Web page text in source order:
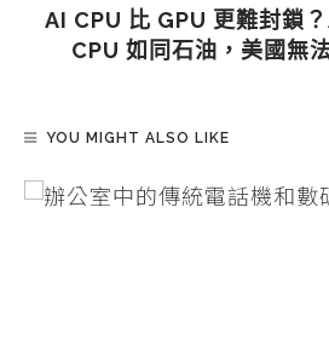
AI CPU 比 GPU 更難封鎖？
CPU 如同石油，美國無
YOU MIGHT ALSO LIKE